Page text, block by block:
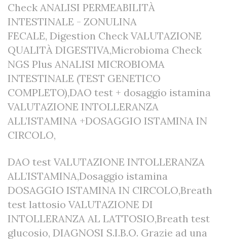
Check ANALISI PERMEABILITÀ
INTESTINALE - ZONULINA
FECALE, Digestion Check VALUTAZIONE
QUALITÀ DIGESTIVA,Microbioma Check
NGS Plus ANALISI MICROBIOMA
INTESTINALE (TEST GENETICO
COMPLETO),DAO test + dosaggio istamina
VALUTAZIONE INTOLLERANZA
ALL’ISTAMINA +DOSAGGIO ISTAMINA IN
CIRCOLO,
DAO test VALUTAZIONE INTOLLERANZA
ALL’ISTAMINA,Dosaggio istamina
DOSAGGIO ISTAMINA IN CIRCOLO,Breath
test lattosio VALUTAZIONE DI
INTOLLERANZA AL LATTOSIO,Breath test
glucosio, DIAGNOSI S.I.B.O. Grazie ad una